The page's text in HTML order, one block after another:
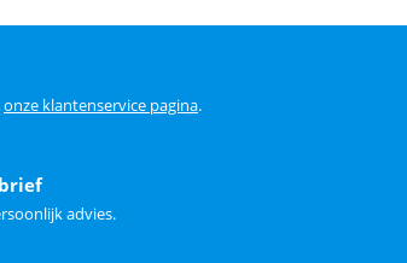
onze klantenservice pagina.
advies.